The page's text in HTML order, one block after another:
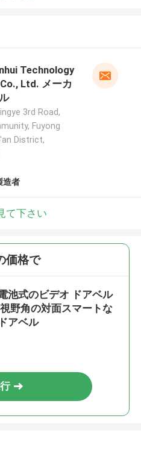
Technology
Ltd. メーカ
3rd Road,
Fuyong
District,
造者
て下さい
価格で
池式のビデオ ドアベル
野角の対面スマートな
アベル